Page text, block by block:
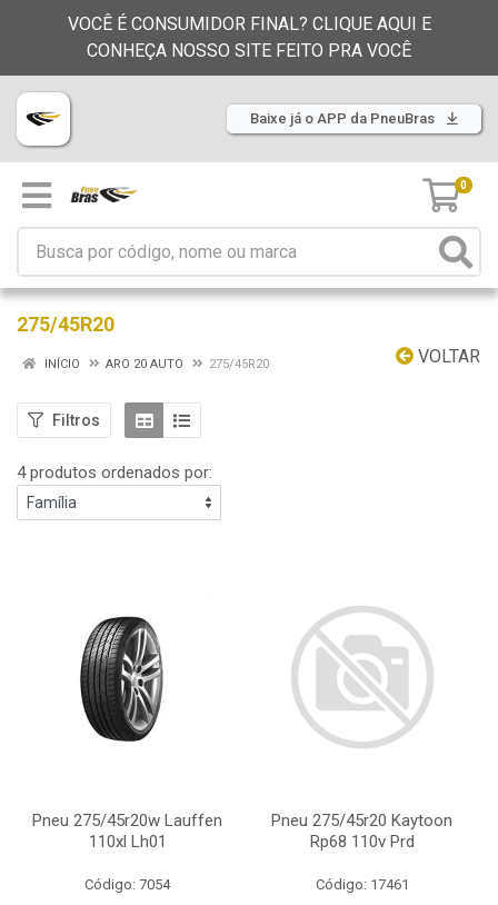
VOCÊ É CONSUMIDOR FINAL? CLIQUE AQUI E
CONHEÇA NOSSO SITE FEITO PRA VOCÊ
Baixe já o APP da PneuBras
0
275/45R20
VOLTAR
INÍCIO ARO 20 AUTO 275/45R20
Filtros
4 produtos ordenados por:
Pneu 275/45r20w Lauffen
110xl Lh01
Código: 7054
Pneu 275/45r20 Kaytoon
Rp68 110v Prd
Código: 17461